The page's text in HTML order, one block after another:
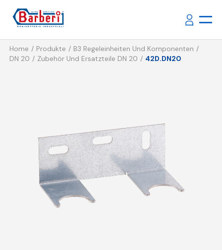
Home Produkte
B3 Regeleinheiten Und Komponenten
DN 20
Zubehör Und Ersatzteile DN 20 42D.DN20